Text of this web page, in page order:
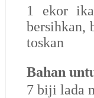
1 ekor
bersihkan,
toskan
Bahan
7 biji lada